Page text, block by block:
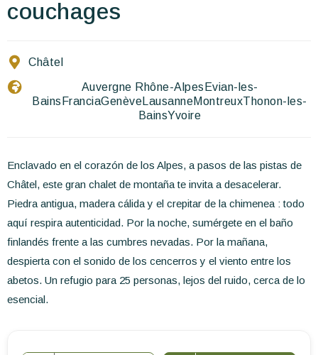
Escríbenos
couchages
Châtel
Auvergne Rhône-Alpes Evian-les-
Bains FranciaGenèveLausanneMontreux Thonon-les-
BainsYvoire
Enclavado en el corazón de los Alpes, a pasos de las pistas de
Châtel, este gran chalet de montaña te invita a desacelerar.
Piedra antigua, madera cálida y el crepitar de la chimenea : todo
aquí respira autenticidad. Por la noche, sumérgete en el baño
finlandés frente a las cumbres nevadas. Por la mañana,
despierta con el sonido de los cencerros y el viento entre los
abetos. Un refugio para 25 personas, lejos del ruido, cerca de lo
esencial.